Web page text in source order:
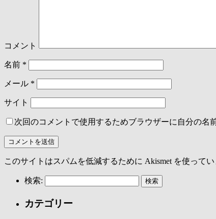
コメント
名前 *
メール *
サイト
次回のコメントで使用するためブラウザーに自分の名
このサイトはスパムを低減するために Akismet を使ってい
検索:
カテゴリー